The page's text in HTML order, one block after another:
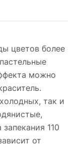
цветов более
можно
так и
110
от